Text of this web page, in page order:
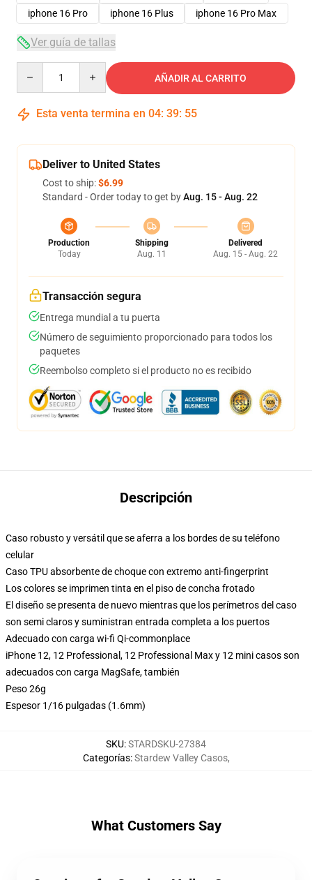
iphone 16 Pro
iphone 16 Plus iphone 16 Pro Max
Ver guía de tallas
AÑADIR AL CARRITO
Esta venta termina en 04: 39: 54
Deliver to United States
Cost to ship:$6.99
Standard - Order today to get byAug. 15 - Aug. 22
Production
Today
Shipping
Aug. 11
Delivered
Aug. 15 - Aug. 22
Transacción segura
Entrega mundial a tu puerta
Número de seguimiento proporcionado para todos los
paquetes
Reembolso completo si el producto no es recibido
Descripción
Caso robusto y versátil que se aferra a los bordes de su teléfono
celular
Caso TPU absorbente de choque con extremo anti-fingerprint
Los colores se imprimen tinta en el piso de concha frotado
El diseño se presenta de nuevo mientras que los perímetros del caso
son semi claros y suministran entrada completa a los puertos
Adecuado con carga wi-fi Qi-commonplace
iPhone 12, 12 Professional, 12 Professional Max y 12 mini casos son
adecuados con carga MagSafe, también
Peso 26g
Espesor 1/16 pulgadas (1.6mm)
SKU:STARDSKU-27384
Categorías:Stardew Valley Casos,
What Customers Say